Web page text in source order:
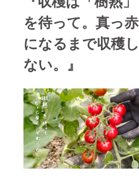
を待って。真っ赤
になるまで収穫し
ない。』